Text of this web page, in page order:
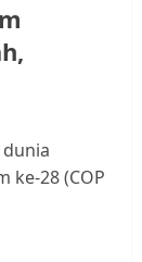
dunia
ke-28 (COP